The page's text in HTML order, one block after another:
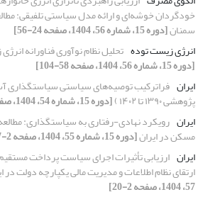
خودگردان خوشه‌ای و ارائه مدل سیاستی تلفیقی:
سمنان[دوره 15، شماره 56، 1404، صفحه 24-56]
انرژی زیست توده تحلیل نظام نوآوری فناورانه
[دوره 15، شماره 56، 1404، صفحه 58-104]
ایران فراترکیب توصیه‌های سیاستی سیاستگذاری
پژوهشی ۱۳۹۰ تا ۱۴۰۲ )
[دوره 15، شماره 54، 1404، صفحه 70-93]
ایران رویکرد نهادی-رفتاری به سیاستگذاری:
مسکن در ایران[دوره 15، شماره 55، 1404، صفحه 2-27]
ایران ارزیابی تأثیرات اجرای سیاست پرداخت
ارتقای نظام اطلاعات و مدیریت مالی یکپارچه دولت در
57، 1404، صفحه 2-20]